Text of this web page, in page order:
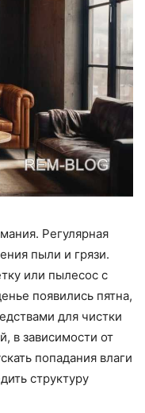
Регулярная
пыли и грязи.
или пылесос с
появились пятна,
для чистки
в зависимости от
попадания влаги
структуру